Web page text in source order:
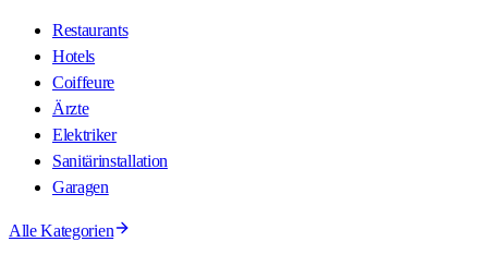
Restaurants
Hotels
Coiffeure
Ärzte
Elektriker
Sanitärinstallation
Garagen
Alle Kategorien